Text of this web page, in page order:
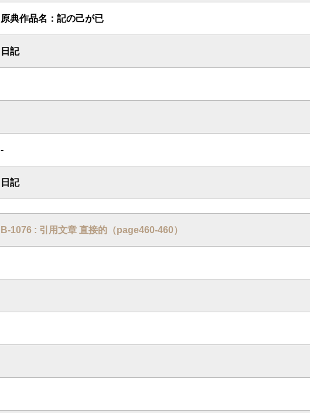
原典作品名：記の己が已
日記
-
日記
B-1076 : 引用文章 直接的（page460-460）